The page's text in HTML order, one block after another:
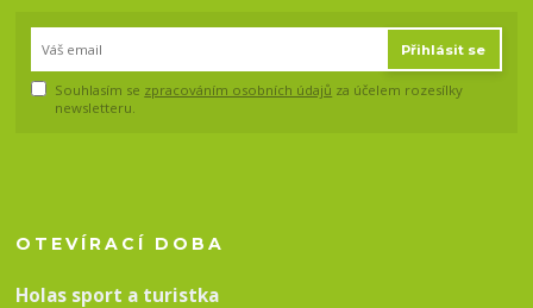
Přihlásit se
Souhlasím se zpracováním osobních údajů za účelem rozesílky
newsletteru.
OTEVÍRACÍ DOBA
Holas sport a turistka